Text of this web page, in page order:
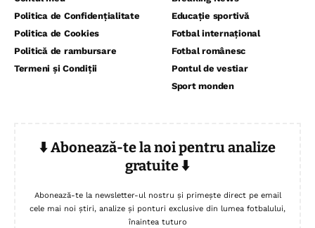
Politica de Confidențialitate
Politica de Cookies
Politică de rambursare
Termeni și Condiții
Educație sportivă
Fotbal internațional
Fotbal românesc
Pontul de vestiar
Sport monden
⬇️ Abonează-te la noi pentru analize
gratuite ⬇️
Abonează-te la newsletter-ul nostru și primește direct pe email
cele mai noi știri, analize și ponturi exclusive din lumea fotbalului,
înaintea tuturo